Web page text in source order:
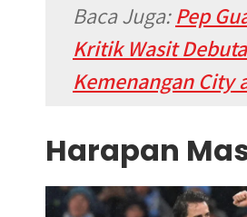
Baca Juga:Pep
Kritik Wasit
Kemenangan City
Harapan